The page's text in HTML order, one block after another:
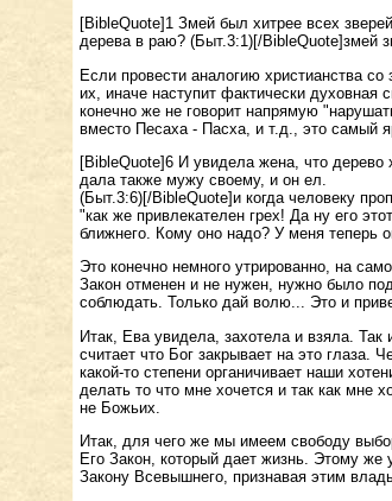
[BibleQuote]1 Змей был хитрее всех
дерева в раю? (Быт.3:1)[/BibleQuote]змей
Если провести аналогию христианства
их, иначе наступит фактически духовная
конечно же не говорит напрямую
вместо Песаха - Пасха, и т.д., это самый
[BibleQuote]6 И увидела жена, что
дала также мужу своему, и он ел.
(Быт.3:6)[/BibleQuote]и когда человеку
"как же привлекателен грех! Да ну его
ближнего. Кому оно надо? У меня теперь
Это конечно немного утрированно, на
Закон отменен и не нужен, нужно было
соблюдать. Только дай волю... Это и
Итак, Ева увидела, захотела и взяла. Так
считает что Бог закрывает на это
какой-то степени органичивает наши
делать то что мне хочется и так как мне
не Божьих.
Итак, для чего же мы имеем свободу
Его Закон, который дает жизнь. Этому
Закону Всевышнего, признавая этим